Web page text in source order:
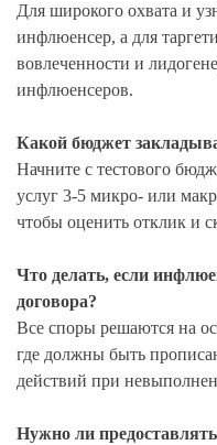
Для широкого охвата и
инфлюенсер, а для
вовлеченности и
инфлюенсеров.
Какой бюджет
Начните с тестового
услуг 3-5 микро- или
чтобы оценить отклик и
Что делать, если
договора?
Все споры решаются на
где должны быть
действий при
Нужно ли